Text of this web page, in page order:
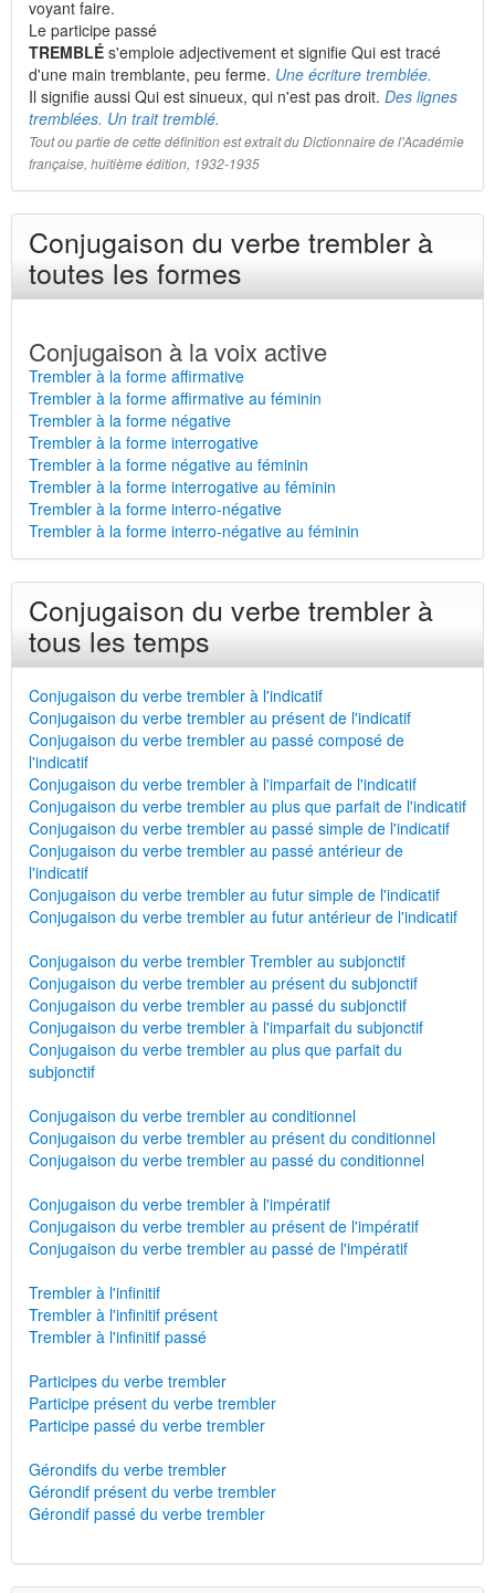
voyant faire.
Le participe passé
TREMBLÉ s'emploie adjectivement et signifie Qui est tracé
d'une main tremblante, peu ferme. Une écriture tremblée.
Il signifie aussi Qui est sinueux, qui n'est pas droit. Des lignes
tremblées. Un trait tremblé.
Tout ou partie de cette définition est extrait du Dictionnaire de l'Académie
française, huitième édition, 1932-1935
Conjugaison du verbe trembler à
toutes les formes
Conjugaison à la voix active
Trembler à la forme affirmative
Trembler à la forme affirmative au féminin
Trembler à la forme négative
Trembler à la forme interrogative
Trembler à la forme négative au féminin
Trembler à la forme interrogative au féminin
Trembler à la forme interro-négative
Trembler à la forme interro-négative au féminin
Conjugaison du verbe trembler à
tous les temps
Conjugaison du verbe trembler à l'indicatif
Conjugaison du verbe trembler au présent de l'indicatif
Conjugaison du verbe trembler au passé composé de
l'indicatif
Conjugaison du verbe trembler à l'imparfait de l'indicatif
Conjugaison du verbe trembler au plus que parfait de l'indicatif
Conjugaison du verbe trembler au passé simple de l'indicatif
Conjugaison du verbe trembler au passé antérieur de
l'indicatif
Conjugaison du verbe trembler au futur simple de l'indicatif
Conjugaison du verbe trembler au futur antérieur de l'indicatif
Conjugaison du verbe trembler Trembler au subjonctif
Conjugaison du verbe trembler au présent du subjonctif
Conjugaison du verbe trembler au passé du subjonctif
Conjugaison du verbe trembler à l'imparfait du subjonctif
Conjugaison du verbe trembler au plus que parfait du
subjonctif
Conjugaison du verbe trembler au conditionnel
Conjugaison du verbe trembler au présent du conditionnel
Conjugaison du verbe trembler au passé du conditionnel
Conjugaison du verbe trembler à l'impératif
Conjugaison du verbe trembler au présent de l'impératif
Conjugaison du verbe trembler au passé de l'impératif
Trembler à l'infinitif
Trembler à l'infinitif présent
Trembler à l'infinitif passé
Participes du verbe trembler
Participe présent du verbe trembler
Participe passé du verbe trembler
Gérondifs du verbe trembler
Gérondif présent du verbe trembler
Gérondif passé du verbe trembler